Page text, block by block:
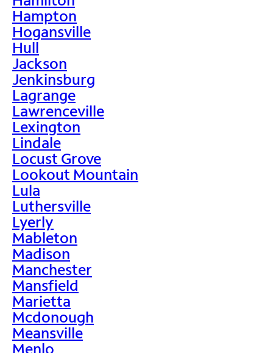
Hampton
Hogansville
Hull
Jackson
Jenkinsburg
Lagrange
Lawrenceville
Lexington
Lindale
Locust Grove
Lookout Mountain
Lula
Luthersville
Lyerly
Mableton
Madison
Manchester
Mansfield
Marietta
Mcdonough
Meansville
Menlo